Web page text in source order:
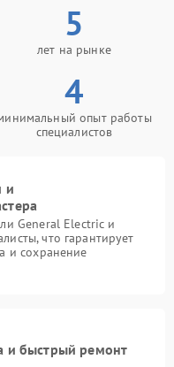
5
лет на рынке
4
опыт работы
специалистов
и
General Electric и
что гарантирует
и сохранение
и быстрый ремонт